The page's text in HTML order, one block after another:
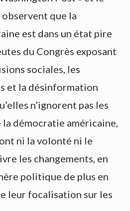
observent que la
est dans un état pire
du Congrès exposant
sociales, les
et la désinformation
n’ignorent pas les
démocratie américaine,
ni la volonté ni le
les changements, en
politique de plus en
leur focalisation sur les